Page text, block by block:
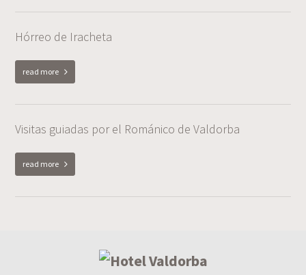
Hórreo de Iracheta
read more
Visitas guiadas por el Románico de Valdorba
read more